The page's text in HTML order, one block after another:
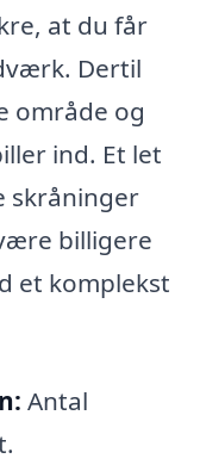
at du får
Dertil
område og
ind. Et let
skråninger
billigere
et komplekst
Antal